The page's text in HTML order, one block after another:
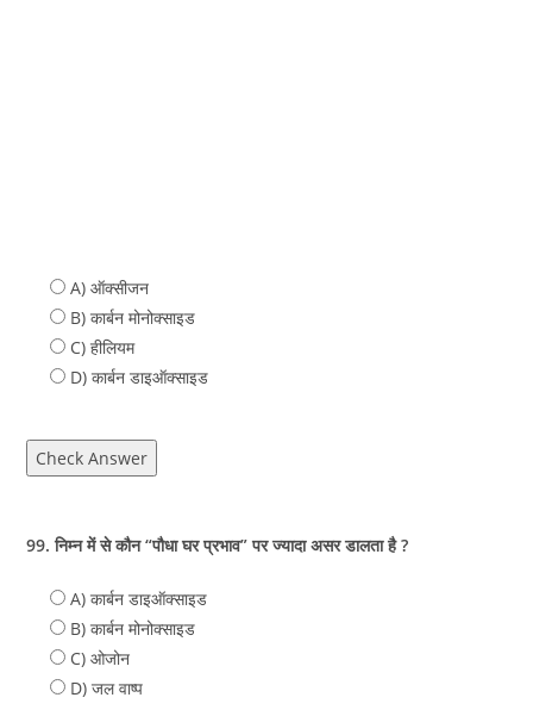
A) ऑक्सीजन
B) कार्बन मोनोक्साइड
C) हीलियम
D) कार्बन डाइऑक्साइड
Check Answer
99. निम्न में से कौन “पौधा घर प्रभाव” पर ज्यादा असर डालता है ?
A) कार्बन डाइऑक्साइड
B) कार्बन मोनोक्साइड
C) ओजोन
D) जल वाष्प